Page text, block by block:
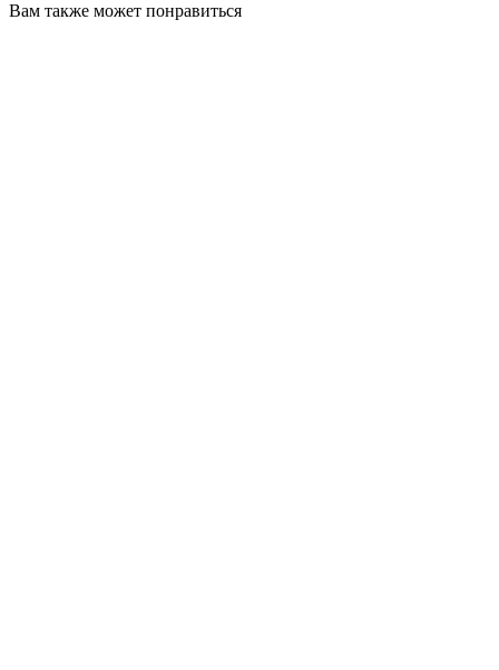
Вам также может понравиться